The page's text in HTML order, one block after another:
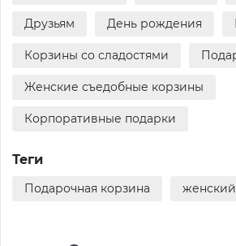
Друзьям День рождения
Корзины со сладостями
Женские съедобные корзины
Корпоративные подарки
Теги
Подарочная корзина